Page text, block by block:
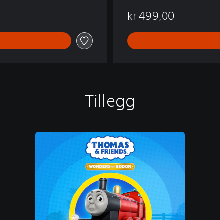
kr 499,00
Tillegg